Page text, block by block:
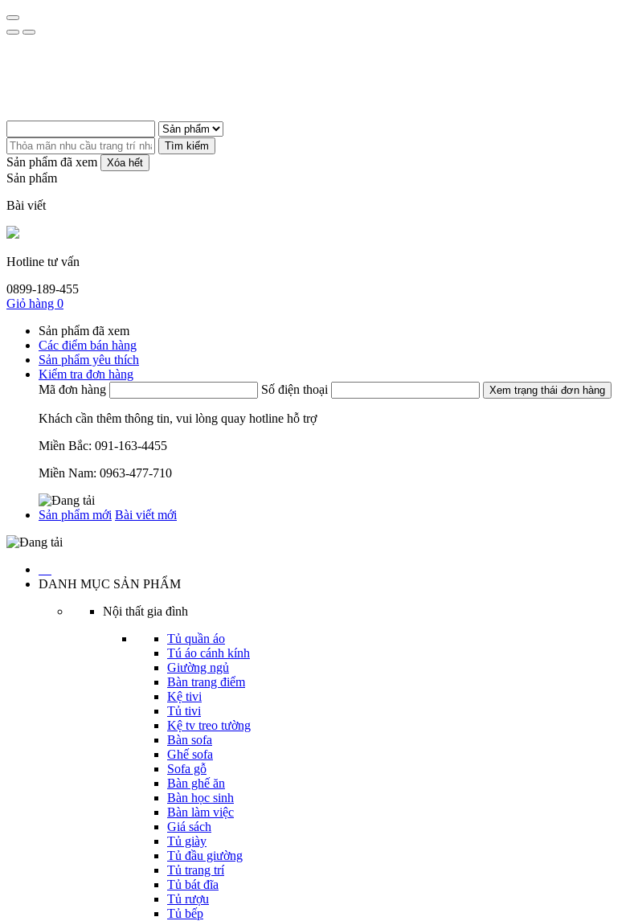
Tìm kiếm
Sản phẩm đã xem Xóa hết
Sản phẩm
Bài viết
Hotline tư vấn
0899-189-455
Giỏ hàng 0
Sản phẩm đã xem
Các điểm bán hàng
Sản phẩm yêu thích
Kiểm tra đơn hàng
Mã đơn hàng
Số điện thoại Xem trạng thái đơn hàng
Khách cần thêm thông tin, vui lòng quay hotline hỗ trợ
Miền Bắc: 091-163-4455
Miền Nam: 0963-477-710
Sản phẩm mới Bài viết mới
DANH MỤC SẢN PHẨM
Nội thất gia đình
Tủ quần áo
Tú áo cánh kính
Giường ngủ
Bàn trang điểm
Kệ tivi
Tủ tivi
Kệ tv treo tường
Bàn sofa
Ghế sofa
Sofa gỗ
Bàn ghế ăn
Bàn học sinh
Bàn làm việc
Giá sách
Tủ giày
Tủ đầu giường
Tủ trang trí
Tủ bát đĩa
Tủ rượu
Tủ bếp